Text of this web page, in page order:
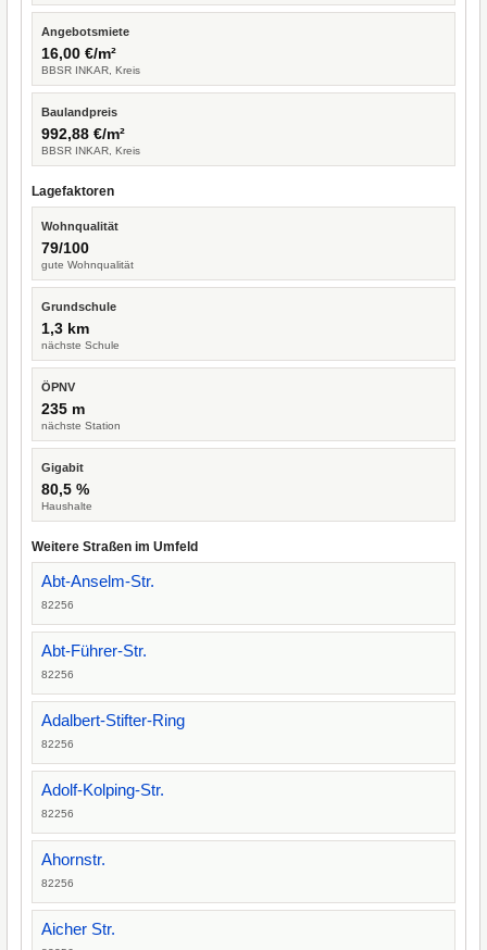
Angebotsmiete
16,00 €/m²
BBSR INKAR, Kreis
Baulandpreis
992,88 €/m²
BBSR INKAR, Kreis
Lagefaktoren
Wohnqualität
79/100
gute Wohnqualität
Grundschule
1,3 km
nächste Schule
ÖPNV
235 m
nächste Station
Gigabit
80,5 %
Haushalte
Weitere Straßen im Umfeld
Abt-Anselm-Str.
82256
Abt-Führer-Str.
82256
Adalbert-Stifter-Ring
82256
Adolf-Kolping-Str.
82256
Ahornstr.
82256
Aicher Str.